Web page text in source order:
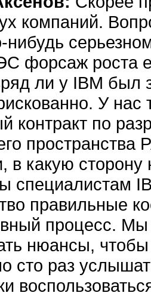
компаний.
нибудь
форсаж роста
ли у IBM был
У нас
контракт по
в какую
специалистам
правильные
процесс. Мы
нюансы,
сто раз